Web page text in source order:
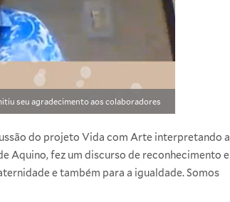
seu agradecimento aos colaboradores
do projeto Vida com Arte interpretando a
Aquino, fez um discurso de reconhecimento e
e também para a igualdade. Somos